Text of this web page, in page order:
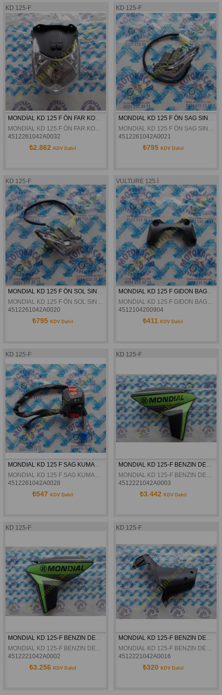
KD 125-F
MONDİAL KD 125 F ÖN FAR KOMPLE ORJİNAL
MONDİAL KD 125 F ÖN FAR KOMPLE ORJİNAL
4512261042A0032
₺2.862 KDV Dahil
KD 125-F
4512261042A0021
₺795 KDV Dahil
KD 125-F
MONDIAL KD 125 F ÖN SOL SINYAL ORJINAL
MONDIAL KD 125 F ÖN SOL SINYAL ORJINAL
4512261042A0020
₺795 KDV Dahil
VULTURE 125 İ
MONDIAL KD 125 F GIDON BAGLANTI KELEPCESI ÜST ORJINAL
MONDIAL KD 125 F GIDON BAGLANTI KELEPCESI ÜST ORJINAL
4512104200904
₺411KDV Dahil
KD 125-F
MONDIAL KD 125 F SAG KUMANDA PANELI ORJINAL
MONDIAL KD 125 F SAG KUMANDA PANELI ORJINAL
4512261042A0028
₺547 KDV Dahil
KD 125-F
MONDIAL KD 125-F BENZIN DEPOSU SAG GRENAJ YESIL ORJINAL
MONDIAL KD 125-F BENZIN DEPOSU SAG GRENAJ YESIL ORJINAL
4512221042A0003
₺3.442 KDV Dahil
KD 125-F
MONDIAL KD 125-F BENZIN DEPOSU SOL GRENAJ YESIL ORJINAL
MONDIAL KD 125-F BENZIN DEPOSU SOL GRENAJ YESIL ORJINAL
4512221042A0002
₺3.256 KDV Dahil
KD 125-F
MONDIAL KD 125-F BENZIN DEPOSU SOL ARKA GRENAJ ORJINAL
MONDIAL KD 125-F BENZIN DEPOSU SOL ARKA GRENAJ ORJINAL
4512221042A0016
₺320 KDV Dahil